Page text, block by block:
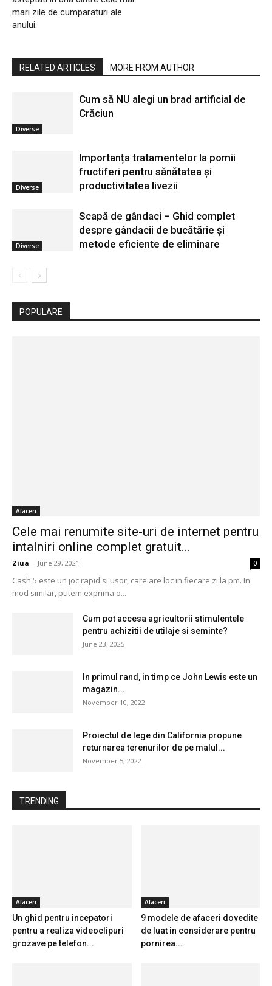
mari zile de cumparaturi ale
anului.
RELATED ARTICLES MORE FROM AUTHOR
Diverse
Cum să NU alegi un brad artificial de
Crăciun
Diverse
Importanța tratamentelor la pomii
fructiferi pentru sănătatea și
productivitatea livezii
Diverse
Scapă de gândaci – Ghid complet
despre gândacii de bucătărie și
metode eficiente de eliminare
POPULARE
Afaceri
Cele mai renumite site-uri de internet pentru
intalniri online complet gratuit...
Ziua - June 29, 2021 0
Cash 5 este un joc rapid si usor, care are loc in fiecare zi la pm. In
mod similar, putem exprima o...
Cum pot accesa agricultorii stimulentele
pentru achizitii de utilaje si seminte?
June 23, 2025
In primul rand, in timp ce John Lewis este un
magazin...
November 10, 2022
Proiectul de lege din California propune
returnarea terenurilor de pe malul...
November 5, 2022
TRENDING
Afaceri
Un ghid pentru incepatori
pentru a realiza videoclipuri
grozave pe telefon...
Afaceri
9 modele de afaceri dovedite
de luat in considerare pentru
pornirea...